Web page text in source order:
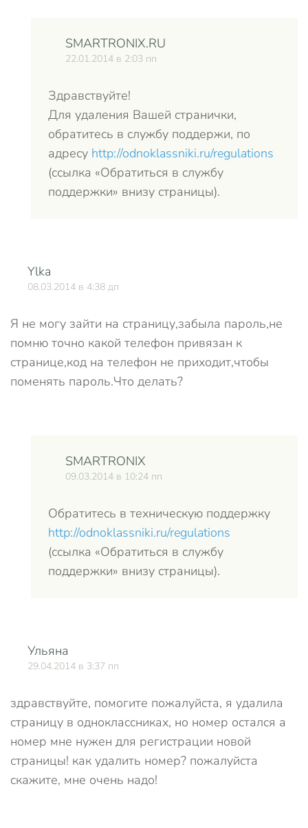
SMARTRONIX.RU
22.01.2014 в 2:03 пп
Здравствуйте!
Для удаления Вашей странички,
обратитесь в службу поддержи, по
адресу http://odnoklassniki.ru/regulations
(ссылка «Обратиться в службу
поддержки» внизу страницы).
Ylka
08.03.2014 в 4:38 дп
Я не могу зайти на страницу,забыла пароль,не
помню точно какой телефон привязан к
странице,код на телефон не приходит,чтобы
поменять пароль.Что делать?
SMARTRONIX
09.03.2014 в 10:24 пп
Обратитесь в техническую поддержку
http://odnoklassniki.ru/regulations
(ссылка «Обратиться в службу
поддержки» внизу страницы).
Ульяна
29.04.2014 в 3:37 пп
здравствуйте, помогите пожалуйста, я удалила
страницу в одноклассниках, но номер остался а
номер мне нужен для регистрации новой
страницы! как удалить номер? пожалуйста
скажите, мне очень надо!